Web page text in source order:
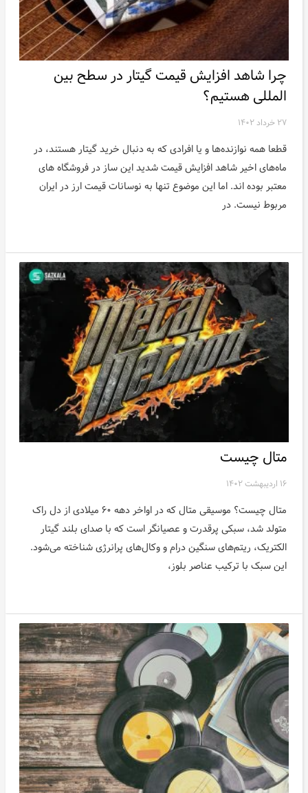
اخبار
چرا شاهد افزایش قیمت گیتار در سطح بین
المللی هستیم؟
۲۷ خرداد ۱۴۰۲
قطعا همه نوازنده‌ها و یا افرادی که به دنبال خرید گیتار هستند، در
ماه‌های اخیر شاهد افزایش قیمت شدید این ساز در فروشگاه های
معتبر بوده اند. اما این موضوع تنها به نوسانات قیمت ارز در ایران
مربوط نیست. در
متال چیست
۱۶ اردیبهشت ۱۴۰۲
متال چیست؟ موسیقی متال که در اواخر دهه ۶۰ میلادی از دل راک
متولد شد، سبکی پرقدرت و عصیانگر است که با صدای بلند گیتار
الکتریک، ریتم‌های سنگین درام و وکال‌های پرانرژی شناخته می‌شود.
این سبک با ترکیب عناصر بلوز،